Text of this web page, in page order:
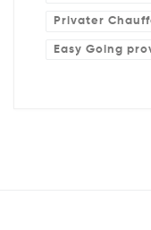
Privater
Easy Going